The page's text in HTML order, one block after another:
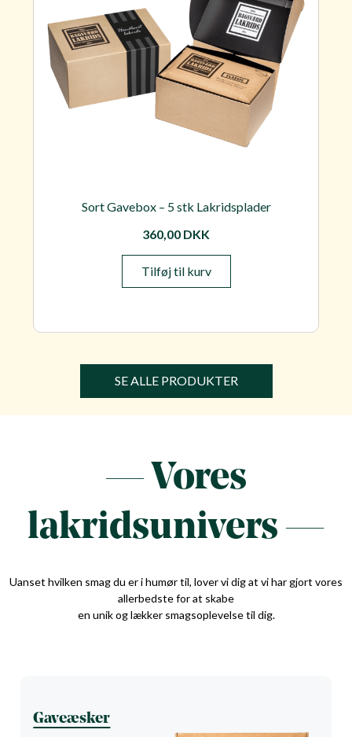
Sort Gavebox – 5 stk Lakridsplader
360,00 DKK
Tilføj til kurv
SE ALLE PRODUKTER
— Vores
lakridsunivers —
Uanset hvilken smag du er i humør til, lover vi dig at vi har gjort vores
allerbedste for at skabe
en unik og lækker smagsoplevelse til dig.
Gaveæsker